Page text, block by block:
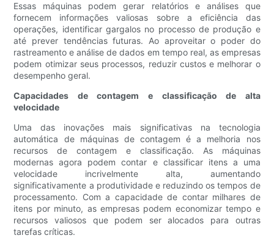
Essas máquinas podem gerar relatórios e análises que
fornecem informações valiosas sobre a eficiência das
operações, identificar gargalos no processo de produção e
até prever tendências futuras. Ao aproveitar o poder do
rastreamento e análise de dados em tempo real, as empresas
podem otimizar seus processos, reduzir custos e melhorar o
desempenho geral.
Capacidades de contagem e classificação de alta
velocidade
Uma das inovações mais significativas na tecnologia
automática de máquinas de contagem é a melhoria nos
recursos de contagem e classificação. As máquinas
modernas agora podem contar e classificar itens a uma
velocidade incrivelmente alta, aumentando
significativamente a produtividade e reduzindo os tempos de
processamento. Com a capacidade de contar milhares de
itens por minuto, as empresas podem economizar tempo e
recursos valiosos que podem ser alocados para outras
tarefas críticas.